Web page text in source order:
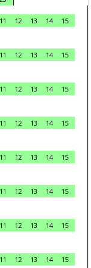
11 12 13 14
15
11 12 13 14
15
11 12 13 14
15
11 12 13 14
15
11 12 13 14
15
11 12 13 14
15
11 12 13 14
15
11 12 13 14
15